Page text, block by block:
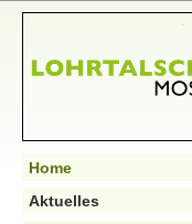
Home
Aktuelles